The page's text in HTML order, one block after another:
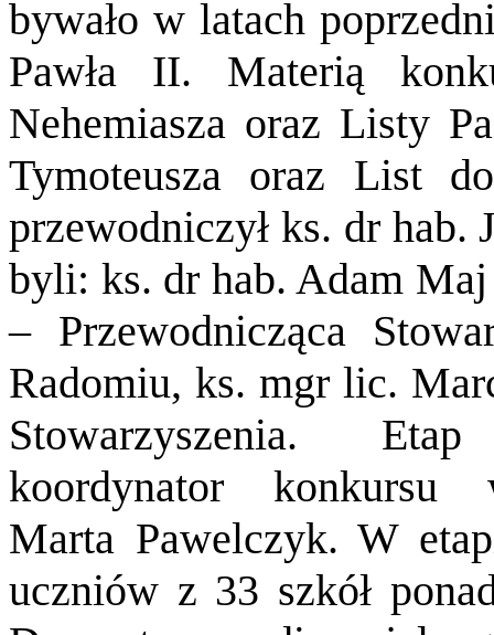
bywało w latach
Pawła II. Materią
Nehemiasza oraz Listy
Tymoteusza oraz List
przewodniczył ks. dr hab.
byli: ks. dr hab. Adam Maj
– Przewodnicząca
Radomiu, ks. mgr lic.
Stowarzyszenia.
koordynator
Marta Pawelczyk. W
uczniów z 33 szkół